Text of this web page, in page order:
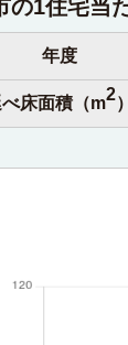
の1住宅当
年度
床面積（m2）